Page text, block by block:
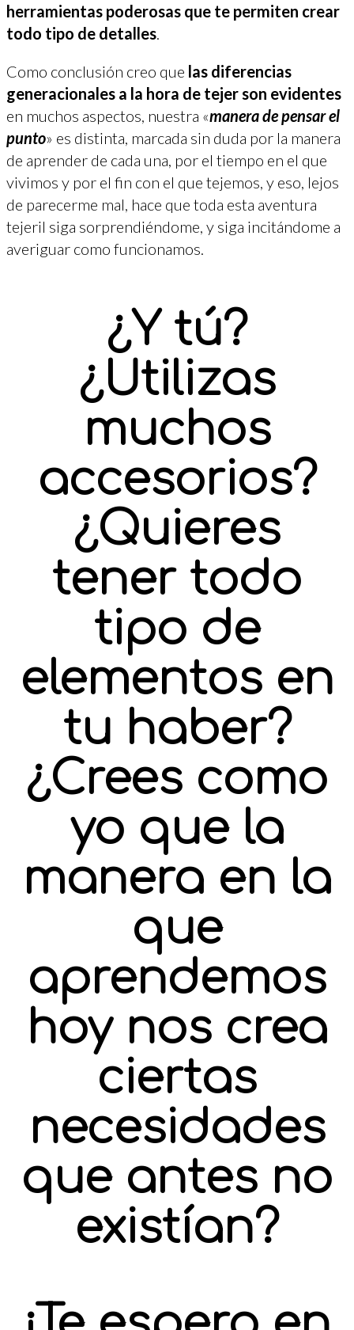
herramientas poderosas que te permiten crear
todo tipo de detalles.
Como conclusión creo que las diferencias
generacionales a la hora de tejer son evidentes
en muchos aspectos, nuestra «manera de pensar el
punto» es distinta, marcada sin duda por la manera
de aprender de cada una, por el tiempo en el que
vivimos y por el fin con el que tejemos, y eso, lejos
de parecerme mal, hace que toda esta aventura
tejeril siga sorprendiéndome, y siga incitándome a
averiguar como funcionamos.
¿Y tú?
¿Utilizas
muchos
accesorios?
¿Quieres
tener todo
tipo de
elementos en
tu haber?
¿Crees como
yo que la
manera en la
que
aprendemos
hoy nos crea
ciertas
necesidades
que antes no
existían?